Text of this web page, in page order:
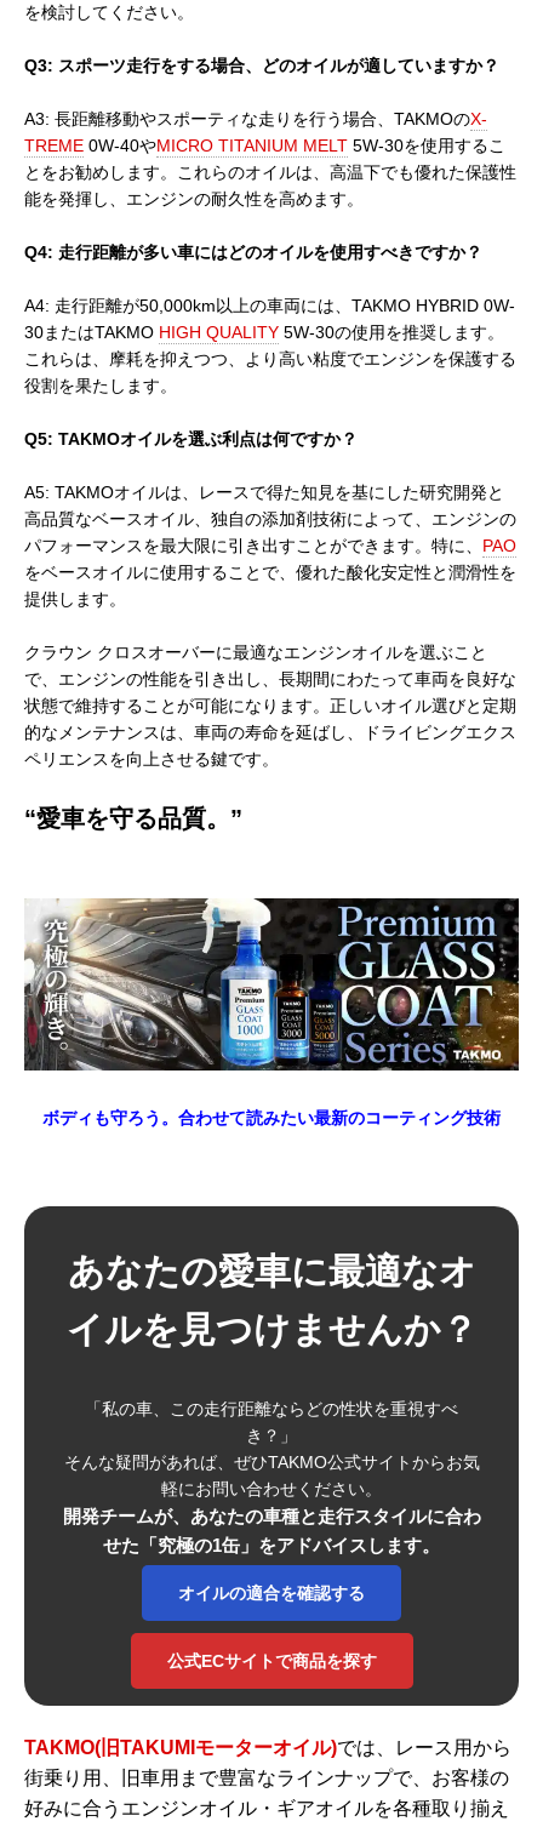
を検討してください。
Q3: スポーツ走行をする場合、どのオイルが適していますか？
A3: 長距離移動やスポーティな走りを行う場合、TAKMOのX-
TREME 0W-40やMICRO TITANIUM MELT 5W-30を使用するこ
とをお勧めします。これらのオイルは、高温下でも優れた保護性
能を発揮し、エンジンの耐久性を高めます。
Q4: 走行距離が多い車にはどのオイルを使用すべきですか？
A4: 走行距離が50,000km以上の車両には、TAKMO HYBRID 0W-
30またはTAKMO HIGH QUALITY 5W-30の使用を推奨します。
これらは、摩耗を抑えつつ、より高い粘度でエンジンを保護する
役割を果たします。
Q5: TAKMOオイルを選ぶ利点は何ですか？
A5: TAKMOオイルは、レースで得た知見を基にした研究開発と
高品質なベースオイル、独自の添加剤技術によって、エンジンの
パフォーマンスを最大限に引き出すことができます。特に、 PAO
をベースオイルに使用することで、優れた酸化安定性と潤滑性を
提供します。
クラウン クロスオーバーに最適なエンジンオイルを選ぶこと
で、エンジンの性能を引き出し、長期間にわたって車両を良好な
状態で維持することが可能になります。正しいオイル選びと定期
的なメンテナンスは、車両の寿命を延ばし、ドライビングエクス
ペリエンスを向上させる鍵です。
“愛車を守る品質。”
ボディも守ろう。合わせて読みたい最新のコーティング技術
あなたの愛車に最適なオ
イルを見つけませんか？
「私の車、この走行距離ならどの性状を重視すべ
き？」
そんな疑問があれば、ぜひTAKMO公式サイトからお気
軽にお問い合わせください。
開発チームが、あなたの車種と走行スタイルに合わ
せた「究極の1缶」をアドバイスします。
オイルの適合を確認する
公式ECサイトで商品を探す
TAKMO(旧TAKUMIモーターオイル)では、レース用から
街乗り用、旧車用まで豊富なラインナップで、お客様の
好みに合うエンジンオイル・ギアオイルを各種取り揃え